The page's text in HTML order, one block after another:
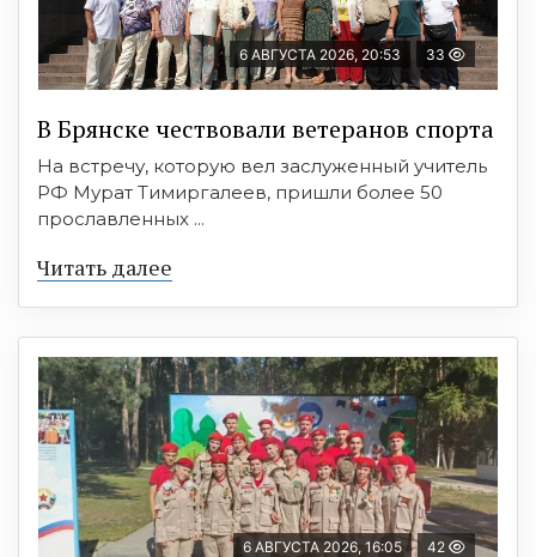
6 АВГУСТА 2026, 20:53 33
В Брянске чествовали ветеранов спорта
На встречу, которую вел заслуженный учитель
РФ Мурат Тимиргалеев, пришли более 50
прославленных ...
Читать далее
6 АВГУСТА 2026, 16:05 42